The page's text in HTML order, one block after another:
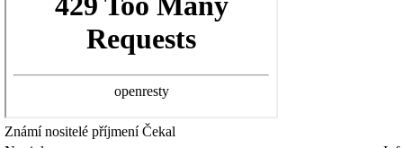
Známí nositelé příjmeníČekal